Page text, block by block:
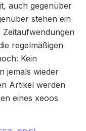
auch gegenüber
stehen ein
regelmäßigen
Kein
jemals wieder
Artikel werden
eines xeoos